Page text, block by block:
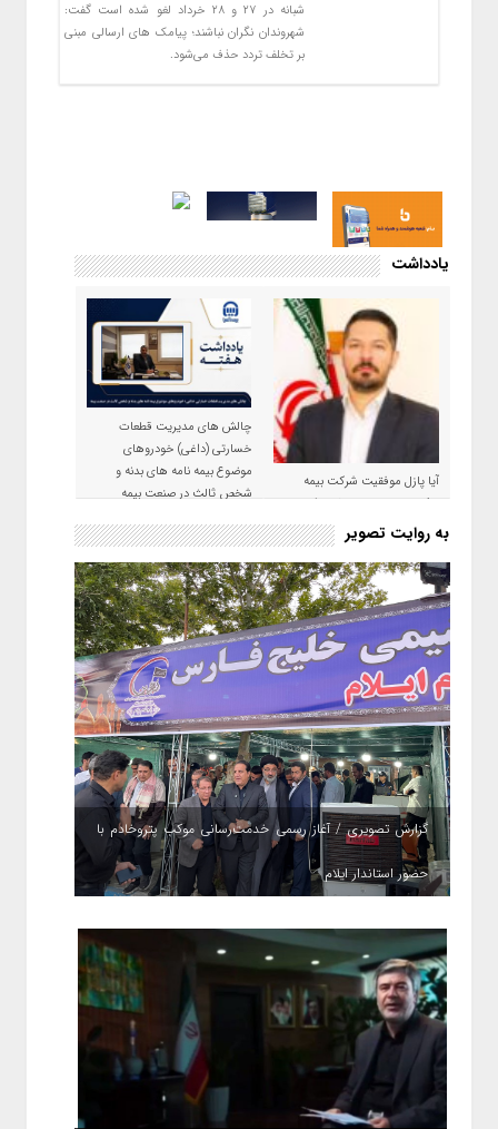
شبانه در ۲۷ و ۲۸ خرداد لغو شده است گفت:
شهروندان نگران نباشند؛ پیامک های ارسالی مبنی
بر تخلف تردد حذف می‌شود.
یادداشت
آیا پازل موفقیت شرکت بیمه
حکمت صبا در سال ۱۴۰۵ کامل می
شود؟!
چالش های مدیریت قطعات
خسارتی (داغی) خودروهای
موضوع بیمه نامه های بدنه و
شخص ثالث در صنعت بیمه
به روایت تصویر
گزارش تصویری / آغاز رسمی خدمت‌رسانی موکب پتروخادم با
حضور استاندار ایلام